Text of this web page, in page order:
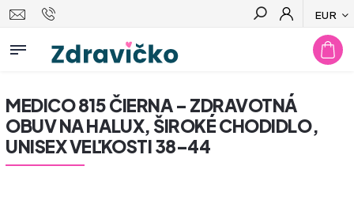
EUR
Hľadať
MEDICO 815 ČIERNA – ZDRAVOTNÁ
OBUV NA HALUX, ŠIROKÉ CHODIDLO,
UNISEX VEĽKOSTI 38–44